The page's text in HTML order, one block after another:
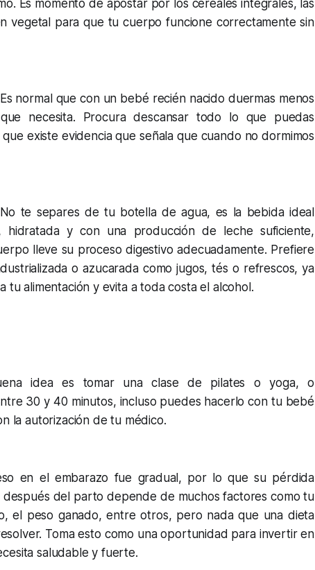
Es momento de apostar por los cereales integrales, las
vegetal para que tu cuerpo funcione correctamente sin
Es normal que con un bebé recién nacido duermas menos
necesita. Procura descansar todo lo que puedas
existe evidencia que señala que cuando no dormimos
No te separes de tu botella de agua, es la bebida ideal
hidratada y con una producción de leche suficiente,
lleve su proceso digestivo adecuadamente. Prefiere
o azucarada como jugos, tés o refrescos, ya
tu alimentación y evita a toda costa el alcohol.
idea es tomar una clase de pilates o yoga, o
30 y 40 minutos, incluso puedes hacerlo con tu bebé
la autorización de tu médico.
en el embarazo fue gradual, por lo que su pérdida
del parto depende de muchos factores como tu
el peso ganado, entre otros, pero nada que una dieta
Toma esto como una oportunidad para invertir en
saludable y fuerte.